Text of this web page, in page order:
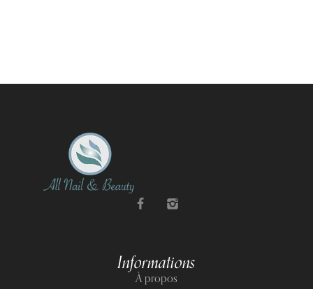
Informations
À propos